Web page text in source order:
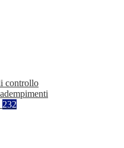
controllo
232